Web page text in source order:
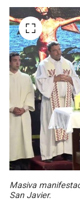
Masiva
San Javier.